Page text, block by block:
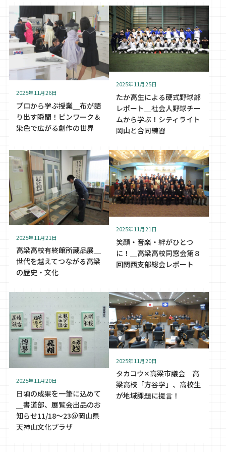
2025年11月26日
プロから学ぶ授業＿布が語
り出す瞬間！ピンワーク＆
染色で広がる創作の世界
2025年11月25日
たか高生による硬式野球部
レポート＿社会人野球チー
ムから学ぶ！シティライト
岡山と合同練習
2025年11月21日
高梁高校有終館所蔵品展＿
世代を越えてつながる高梁
の歴史・文化
2025年11月21日
笑顔・音楽・絆がひとつ
に！＿高梁高校同窓会第８
回関西支部総会レポート
2025年11月20日
日頃の成果を一筆に込めて
＿書道部、展覧会出品のお
知らせ11/18〜23＠岡山県
天神山文化プラザ
2025年11月20日
タカコウ✕高梁市議会＿高
梁高校「方谷学」、高校生
が地域課題に提言！